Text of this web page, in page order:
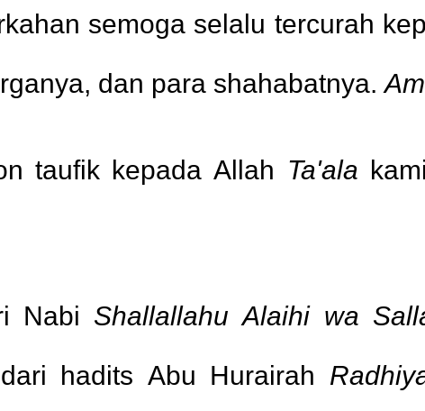
semoga selalu tercurah
dan para shahabatnya.
taufik kepada Allah Ta'ala
Nabi Shallallahu Alaihi wa
hadits Abu Hurairah